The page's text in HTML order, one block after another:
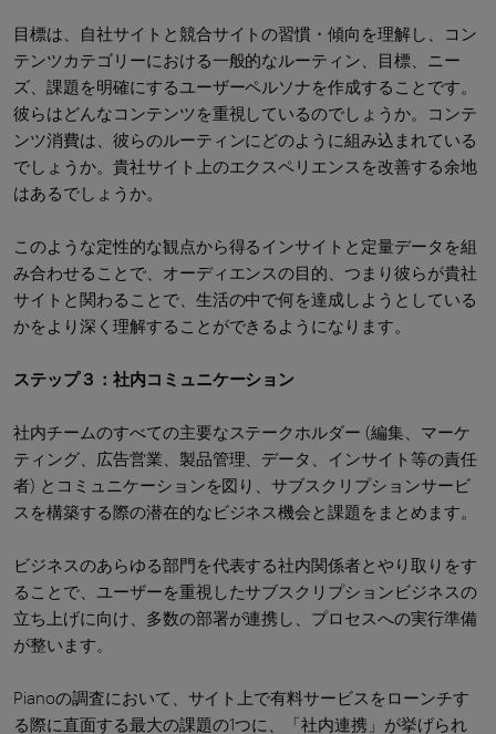
目標は、自社サイトと競合サイトの習慣・傾向を理解し、コン
テンツカテゴリーにおける一般的なルーティン、目標、ニー
ズ、課題を明確にするユーザーペルソナを作成することです。
彼らはどんなコンテンツを重視しているのでしょうか。コンテ
ンツ消費は、彼らのルーティンにどのように組み込まれている
でしょうか。貴社サイト上のエクスペリエンスを改善する余地
はあるでしょうか。
このような定性的な観点から得るインサイトと定量データを組
み合わせることで、オーディエンスの目的、つまり彼らが貴社
サイトと関わることで、生活の中で何を達成しようとしている
かをより深く理解することができるようになります。
ステップ３：社内コミュニケーション
社内チームのすべての主要なステークホルダー (編集、マーケ
ティング、広告営業、製品管理、データ、インサイト等の責任
者) とコミュニケーションを図り、サブスクリプションサービ
スを構築する際の潜在的なビジネス機会と課題をまとめます。
ビジネスのあらゆる部門を代表する社内関係者とやり取りをす
ることで、ユーザーを重視したサブスクリプションビジネスの
立ち上げに向け、多数の部署が連携し、プロセスへの実行準備
が整います。
Pianoの調査において、サイト上で有料サービスをローンチす
る際に直面する最大の課題の1つに、「社内連携」が挙げられ